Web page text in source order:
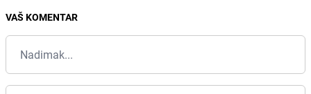
VAŠ KOMENTAR